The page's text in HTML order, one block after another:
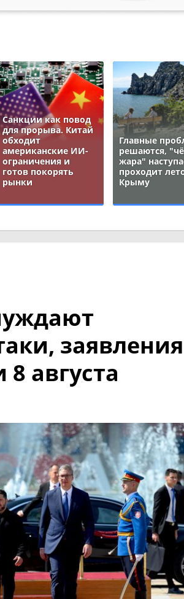
Санкции как повод
для прорыва. Китай
обходит
американские ИИ-
ограничения и
готов покорять
рынки
Главные
решаются,
жара"
проходит
Крыму
заявления
августа